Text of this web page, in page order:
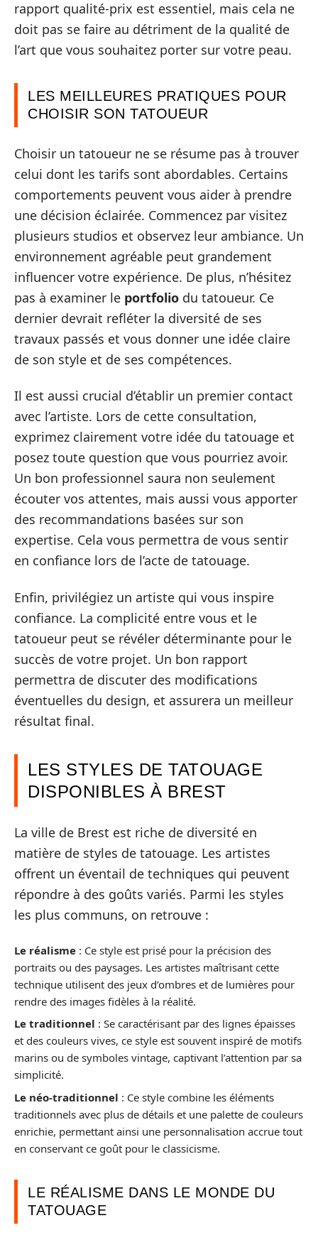
rapport qualité-prix est essentiel, mais cela ne
doit pas se faire au détriment de la qualité de
l’art que vous souhaitez porter sur votre peau.
LES MEILLEURES PRATIQUES POUR
CHOISIR SON TATOUEUR
Choisir un tatoueur ne se résume pas à trouver
celui dont les tarifs sont abordables. Certains
comportements peuvent vous aider à prendre
une décision éclairée. Commencez par visitez
plusieurs studios et observez leur ambiance. Un
environnement agréable peut grandement
influencer votre expérience. De plus, n’hésitez
pas à examiner le portfolio du tatoueur. Ce
dernier devrait refléter la diversité de ses
travaux passés et vous donner une idée claire
de son style et de ses compétences.
Il est aussi crucial d’établir un premier contact
avec l’artiste. Lors de cette consultation,
exprimez clairement votre idée du tatouage et
posez toute question que vous pourriez avoir.
Un bon professionnel saura non seulement
écouter vos attentes, mais aussi vous apporter
des recommandations basées sur son
expertise. Cela vous permettra de vous sentir
en confiance lors de l’acte de tatouage.
Enfin, privilégiez un artiste qui vous inspire
confiance. La complicité entre vous et le
tatoueur peut se révéler déterminante pour le
succès de votre projet. Un bon rapport
permettra de discuter des modifications
éventuelles du design, et assurera un meilleur
résultat final.
LES STYLES DE TATOUAGE
DISPONIBLES À BREST
La ville de Brest est riche de diversité en
matière de styles de tatouage. Les artistes
offrent un éventail de techniques qui peuvent
répondre à des goûts variés. Parmi les styles
les plus communs, on retrouve :
Le réalisme : Ce style est prisé pour la précision des
portraits ou des paysages. Les artistes maîtrisant cette
technique utilisent des jeux d’ombres et de lumières pour
rendre des images fidèles à la réalité.
Le traditionnel : Se caractérisant par des lignes épaisses
et des couleurs vives, ce style est souvent inspiré de motifs
marins ou de symboles vintage, captivant l’attention par sa
simplicité.
Le néo-traditionnel : Ce style combine les éléments
traditionnels avec plus de détails et une palette de couleurs
enrichie, permettant ainsi une personnalisation accrue tout
en conservant ce goût pour le classicisme.
LE RÉALISME DANS LE MONDE DU
TATOUAGE